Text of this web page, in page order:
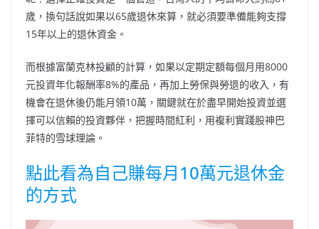
歲，換句話說如果以65歲退休來算，就必須要準備能夠支撐
15年以上的退休資金。
而根據富蘭克林投顧的計算，如果以定期定額每個月用8000
元投資年化報酬率8%的產品，再加上勞保與勞退的收入，有
機會在退休後仍能月領10萬，關鍵就在於盡早開始投資並選
擇可以信賴的投資夥伴，把握時間紅利，用複利實踐股神巴
菲特的雪球理論。
點此看為自己賺每月10萬元退休金
的方式